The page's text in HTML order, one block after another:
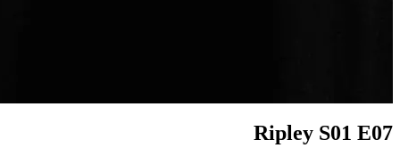
Ripley S01 E07